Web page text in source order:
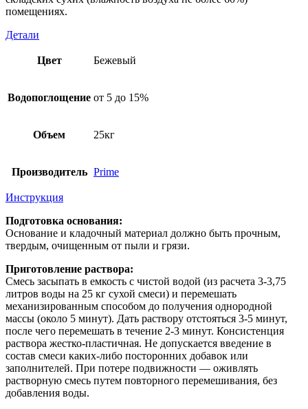
помещениях.
Детали
Цвет Бежевый
Водопоглощение от 5 до 15%
Объем 25кг
Производитель Prime
Инструкция
Подготовка основания:
Основание и кладочный материал должно быть прочным,
твердым, очищенным от пыли и грязи.
Приготовление раствора:
Смесь засыпать в емкость с чистой водой (из расчета 3-3,75
литров воды на 25 кг сухой смеси) и перемешать
механизированным способом до получения однородной
массы (около 5 минут). Дать раствору отстояться 3-5 минут,
после чего перемешать в течение 2-3 минут. Консистенция
раствора жестко-пластичная. Не допускается введение в
состав смеси каких-либо посторонних добавок или
заполнителей. При потере подвижности — оживлять
растворную смесь путем повторного перемешивания, без
добавления воды.